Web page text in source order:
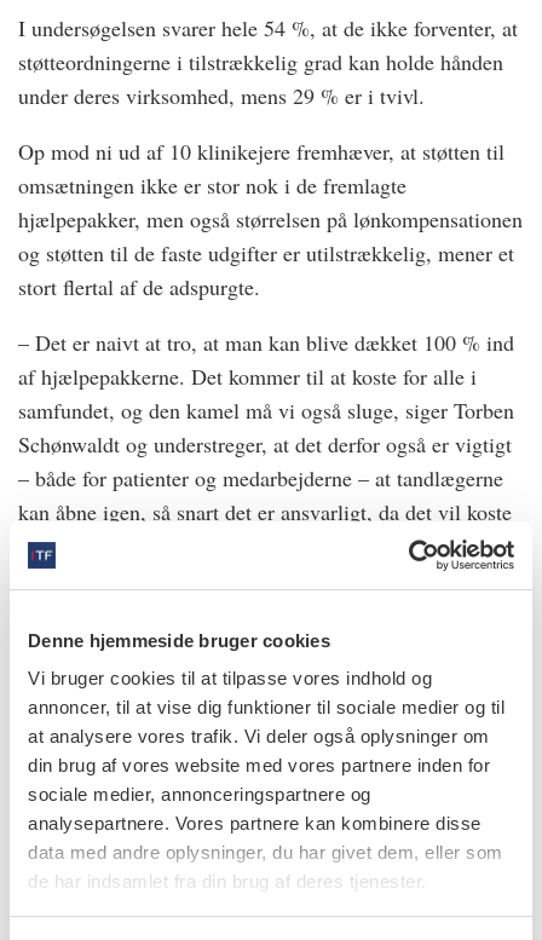
Denne hjemmeside bruger cookies
Vi bruger cookies til at tilpasse vores indhold og
annoncer, til at vise dig funktioner til sociale medier og til
at analysere vores trafik. Vi deler også oplysninger om
din brug af vores website med vores partnere inden for
sociale medier, annonceringspartnere og
analysepartnere. Vores partnere kan kombinere disse
data med andre oplysninger, du har givet dem, eller som
de har indsamlet fra din brug af deres tjenester.
I undersøgelsen svarer hele 54 %, at de ikke forventer, at
støtteordningerne i tilstrækkelig grad kan holde hånden
under deres virksomhed, mens 29 % er i tvivl.
Op mod ni ud af 10 klinikejere fremhæver, at støtten til
omsætningen ikke er stor nok i de fremlagte
hjælpepakker, men også størrelsen på lønkompensationen
og støtten til de faste udgifter er utilstrækkelig, mener et
stort flertal af de adspurgte.
– Det er naivt at tro, at man kan blive dækket 100 % ind
af hjælpepakkerne. Det kommer til at koste for alle i
samfundet, og den kamel må vi også sluge, siger Torben
Schønwaldt og understreger, at det derfor også er vigtigt
– både for patienter og medarbejderne – at tandlægerne
kan åbne igen, så snart det er ansvarligt, da det vil koste
arbejdspladser.
Jeg er glad for, at myndighederne
har lyttet, så tandlægerne nu kan
åbne tidligere end først varslet
SUSANNE KLEIST, FORMAND FOR TANDLÆGEFORENINGEN
Tidligere genåbning end varslet